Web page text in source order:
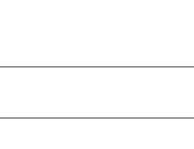
Cidade de São Paulo:
(011) 2091-1267